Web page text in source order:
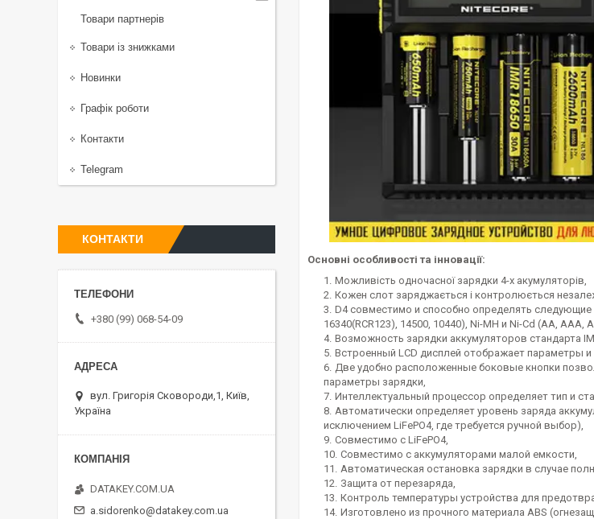
Основні особливості та інновації:
Можливість одночасної зарядки 4-х акумуляторів,
Кожен слот заряджається і контролюється
D4 совместимо и способно определять следующие
16340(RCR123), 14500, 10440), Ni-MH и Ni-Cd (AA, AAA,
Возможность зарядки аккумуляторов стандарта
Встроенный LCD дисплей отображает параметры и
Две удобно расположенные боковые кнопки
параметры зарядки,
Интеллектуальный процессор определяет тип и
Автоматически определяет уровень заряда
исключением LiFePO4, где требуется ручной выбор),
Совместимо с LiFePO4,
Совместимо с аккумуляторами малой емкости,
Автоматическая остановка зарядки в случае
Защита от перезаряда,
Контроль температуры устройства для
Изготовлено из прочного материала ABS
Товари партнерів
Товари із знижками
Новинки
Графік роботи
Контакти
Telegram
КОНТАКТИ
+380 (99) 068-54-09
вул. Григорія Сковороди,1, Київ,
Україна
DATAKEY.COM.UA
a.sidorenko@datakey.com.ua